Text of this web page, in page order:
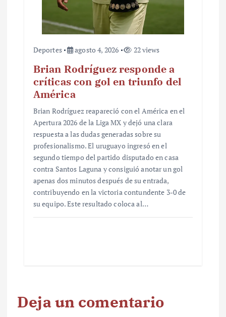
Deportes agosto 4, 2026 22 views
Brian Rodríguez responde a
críticas con gol en triunfo del
América
Brian Rodríguez reapareció con el América en el
Apertura 2026 de la Liga MX y dejó una clara
respuesta a las dudas generadas sobre su
profesionalismo. El uruguayo ingresó en el
segundo tiempo del partido disputado en casa
contra Santos Laguna y consiguió anotar un gol
apenas dos minutos después de su entrada,
contribuyendo en la victoria contundente 3-0 de
su equipo. Este resultado coloca al…
Deja un comentario